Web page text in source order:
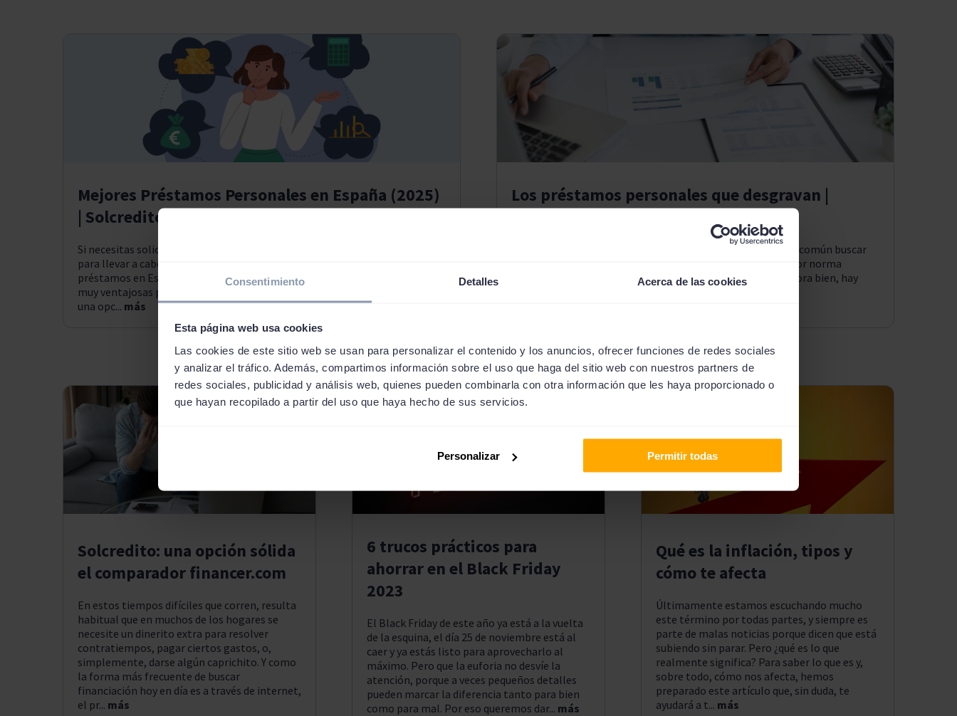
Consentimiento Detalles Acerca de las cookies
Esta página web usa cookies
Las cookies de este sitio web se usan para personalizar el contenido y los anuncios, ofrecer funciones de redes sociales
y analizar el tráfico. Además, compartimos información sobre el uso que haga del sitio web con nuestros partners de
redes sociales, publicidad y análisis web, quienes pueden combinarla con otra información que les haya proporcionado o
que hayan recopilado a partir del uso que haya hecho de sus servicios.
Personalizar Permitir todas
Mejores Préstamos Personales en España (2025)
| Solcredito
Si necesitas solicitar financiación para hacer frente a algún gasto urgente o
para llevar a cabo algún tipo de proyecto, buscar entre los mejores
préstamos en España te permitirá conseguir un crédito en unas condiciones
muy ventajosas para ti. Hoy en día, los préstamos personales online son
una opc... más
Los préstamos personales que desgravan |
En el momento de hacer la Declaración de la Renta, es muy común buscar
información sobre qué préstamos personales desgravan. Por norma
general, los préstamos personales no suelen desgravar, ahora bien, hay
Solcredito: una opción sólida
el comparador financer.com
En estos tiempos difíciles que corren, resulta
habitual que en muchos de los hogares se
necesite un dinerito extra para resolver
contratiempos, pagar ciertos gastos, o,
simplemente, darse algún caprichito. Y como
la forma más frecuente de buscar
financiación hoy en día es a través de internet,
el pr... más
6 trucos prácticos para
ahorrar en el Black Friday
2023
El Black Friday de este año ya está a la vuelta
de la esquina, el día 25 de noviembre está al
caer y ya estás listo para aprovecharlo al
máximo. Pero que la euforia no desvíe la
atención, porque a veces pequeños detalles
pueden marcar la diferencia tanto para bien
como para mal. Por eso queremos dar... más
Qué es la inflación, tipos y
cómo te afecta
Últimamente estamos escuchando mucho
este término por todas partes, y siempre es
parte de malas noticias porque dicen que está
subiendo sin parar. Pero ¿qué es lo que
realmente significa? Para saber lo que es y,
sobre todo, cómo nos afecta, hemos
preparado este artículo que, sin duda, te
ayudará a t... más